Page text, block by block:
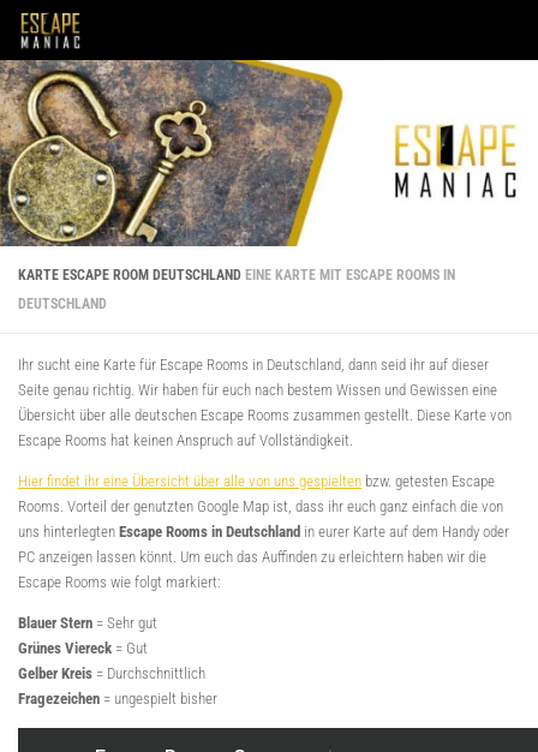
Unter dem Inhalt
KARTE ESCAPE ROOM DEUTSCHLAND EINE KARTE MIT ESCAPE ROOMS IN
DEUTSCHLAND
Ihr sucht eine Karte für Escape Rooms in Deutschland, dann seid ihr auf dieser
Seite genau richtig. Wir haben für euch nach bestem Wissen und Gewissen eine
Übersicht über alle deutschen Escape Rooms zusammen gestellt. Diese Karte von
Escape Rooms hat keinen Anspruch auf Vollständigkeit.
Hier findet ihr eine Übersicht über alle von uns gespielten bzw. getesten Escape
Rooms. Vorteil der genutzten Google Map ist, dass ihr euch ganz einfach die von
uns hinterlegten Escape Rooms in Deutschland in eurer Karte auf dem Handy oder
PC anzeigen lassen könnt. Um euch das Auffinden zu erleichtern haben wir die
Escape Rooms wie folgt markiert:
Blauer Stern = Sehr gut
Grünes Viereck = Gut
Gelber Kreis = Durchschnittlich
Fragezeichen = ungespielt bisher